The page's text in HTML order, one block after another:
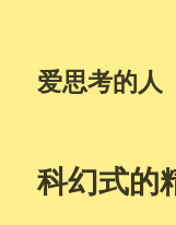
爱思考的人
科幻式的